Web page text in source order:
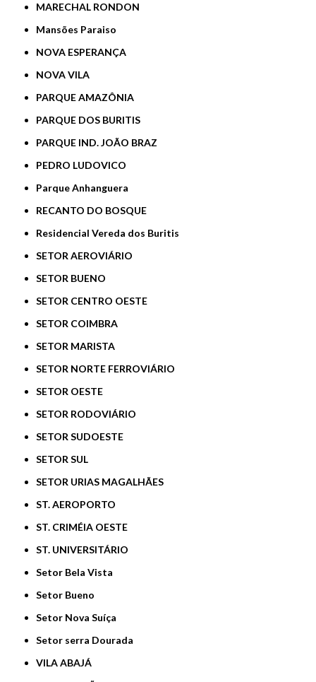
MARECHAL RONDON
Mansões Paraiso
NOVA ESPERANÇA
NOVA VILA
PARQUE AMAZÔNIA
PARQUE DOS BURITIS
PARQUE IND. JOÃO BRAZ
PEDRO LUDOVICO
Parque Anhanguera
RECANTO DO BOSQUE
Residencial Vereda dos Buritis
SETOR AEROVIÁRIO
SETOR BUENO
SETOR CENTRO OESTE
SETOR COIMBRA
SETOR MARISTA
SETOR NORTE FERROVIÁRIO
SETOR OESTE
SETOR RODOVIÁRIO
SETOR SUDOESTE
SETOR SUL
SETOR URIAS MAGALHÃES
ST. AEROPORTO
ST. CRIMÉIA OESTE
ST. UNIVERSITÁRIO
Setor Bela Vista
Setor Bueno
Setor Nova Suíça
Setor serra Dourada
VILA ABAJÁ